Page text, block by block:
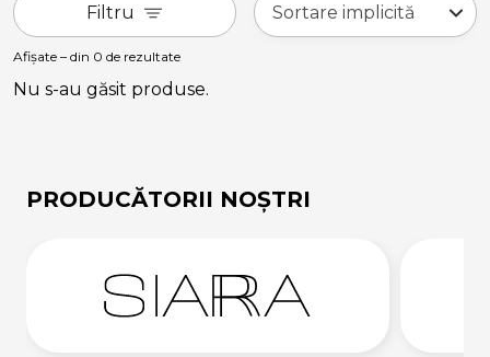
Filtru
Afișate – din 0 de rezultate
Nu s-au găsit produse.
PRODUCĂTORII NOȘTRI